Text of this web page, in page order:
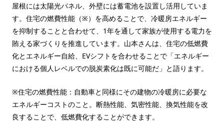
屋根には太陽光パネル、外壁には蓄電池を設置し活用していま
す。住宅の燃費性能（※）を高めることで、冷暖房エネルギー
を抑制することと合わせて、1年を通して家族が使用する電力を
賄える家づくりを推進しています。山本さんは、住宅の低燃費
化とエネルギー自給、EVシフトを合わせることで「エネルギー
における個人レベルでの脱炭素化は既に可能だ」と語ります。
※住宅の燃費性能：自動車と同様にその建物の冷暖房に必要な
エネルギーコストのこと。断熱性能、気密性能、換気性能を改
良することで、低燃費化することができます。